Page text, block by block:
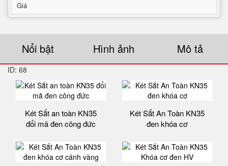
Giá
Nổi bật Hình ảnh Mô tả
ID: 68
Két Sắt an toàn KN35
đổi mã đen công đức
Két Sắt An Toàn KN35
đen khóa cơ